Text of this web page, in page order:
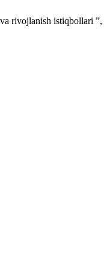
rivojlanish istiqbollari ”,